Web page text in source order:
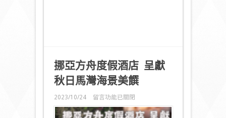
道〉
中
挪亞方舟度假酒店 呈獻
秋日馬灣海景美饌
2023/10/24
在
〈挪
亞
留言功能已關閉